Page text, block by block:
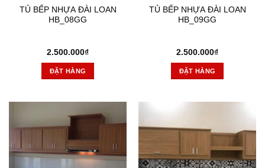
TỦ BẾP NHỰA ĐÀI LOAN
HB_08GG
2.500.000₫
ĐẶT HÀNG
TỦ BẾP NHỰA ĐÀI LOAN
HB_09GG
2.500.000₫
ĐẶT HÀNG